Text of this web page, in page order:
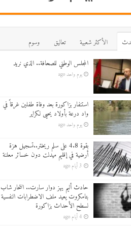
اﻷكثر شعبية تعاليق
وسوم
المجلس الوطني للصحافة.. الذي نريد
يوم واحد ago
استنفار بزاكورة بعد وفاة طفلين غرقاً في
واد درعة بأولاد يحيى لكراير
يوم واحد ago
بقوة 4.8 على سلم ريختر..تسجيل هزة
أرضية في إقليم ميدلت دون خسائر معلنة
3 أيام ago
حادث أليم يهز دوار سارت.. انتحار شاب
بتامكروت يعيد ملف الاضطرابات النفسية
لسطح الأحداث بزاكورة
4 أيام ago